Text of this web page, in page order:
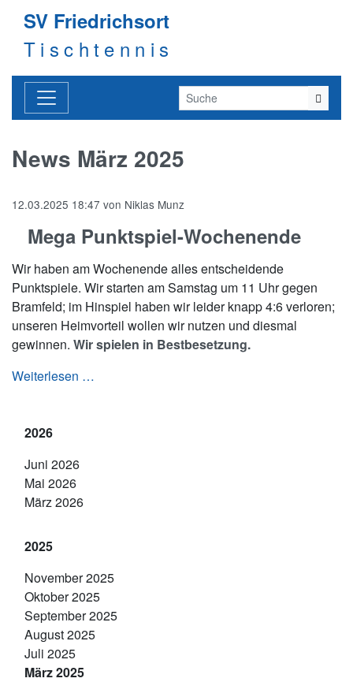
SV Friedrichsort
Tischtennis
News März 2025
12.03.2025 18:47 von Niklas Munz
Mega Punktspiel-Wochenende
Wir haben am Wochenende alles entscheidende
Punktspiele. Wir starten am Samstag um 11 Uhr gegen
Bramfeld; im Hinspiel haben wir leider knapp 4:6 verloren;
unseren Heimvorteil wollen wir nutzen und diesmal
gewinnen. Wir spielen in Bestbesetzung.
Weiterlesen …
2026
Juni 2026
Mai 2026
März 2026
2025
November 2025
Oktober 2025
September 2025
August 2025
Juli 2025
März 2025